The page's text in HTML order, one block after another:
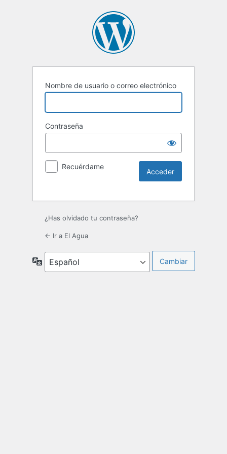
Nombre de usuario o correo electrónico
Contraseña
Recuérdame
¿Has olvidado tu contraseña?
← Ir a El Agua
Idioma